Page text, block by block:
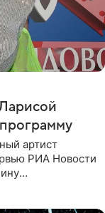
артист
РИА Новости